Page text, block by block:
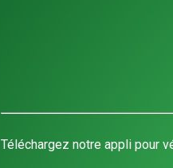
Téléchargez notre appli pour